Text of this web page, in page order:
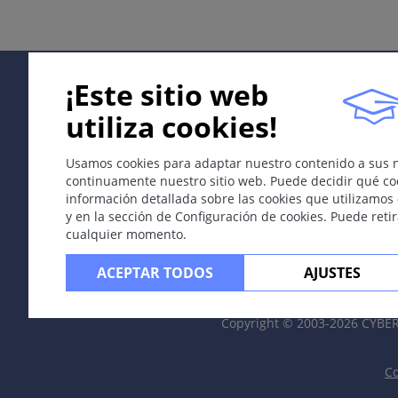
La exposición contínua al frío, en condiciones de
Síntomas
Localización
Habitualmente aparecen en áreas distales que se
manos y los pies), la humedad es un factor
Recidivante, más frecuentes en primavera y otoño
¡Este sitio web
utiliza cookies!
Usamos cookies para adaptar nuestro contenido a sus
continuamente nuestro sitio web. Puede decidir qué
información detallada sobre las cookies que
y en la sección de Configuración de cookies. Puede
cualquier momento.
ACEPTAR TODOS AJUSTES
Copyright © 2003-2026